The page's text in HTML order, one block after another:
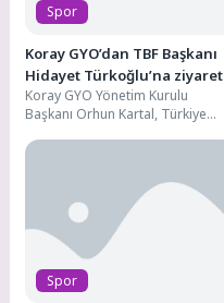
Spor
Koray GYO’dan TBF Başkanı
Hidayet Türkoğlu’na ziyaret
Koray GYO Yönetim Kurulu
Başkanı Orhun Kartal, Türkiye
Başkanı Hidayet
etti.Turkcell Basketbol...
Spor